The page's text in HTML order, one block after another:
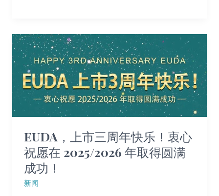
活。
感
恩
的
心，
发
美
好
未
来！
EUDA，上市三周年快乐！衷心
祝愿在 2025/2026 年取得圆满
成功！
新闻
EUDA，
上
市
三
周
年
乐！
衷
心
祝